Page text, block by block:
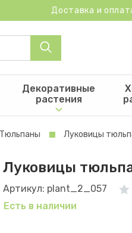
Доставка и
Декоративные
растения
Луковицы
Луковицы
Артикул: plant_2_057
Есть в наличии